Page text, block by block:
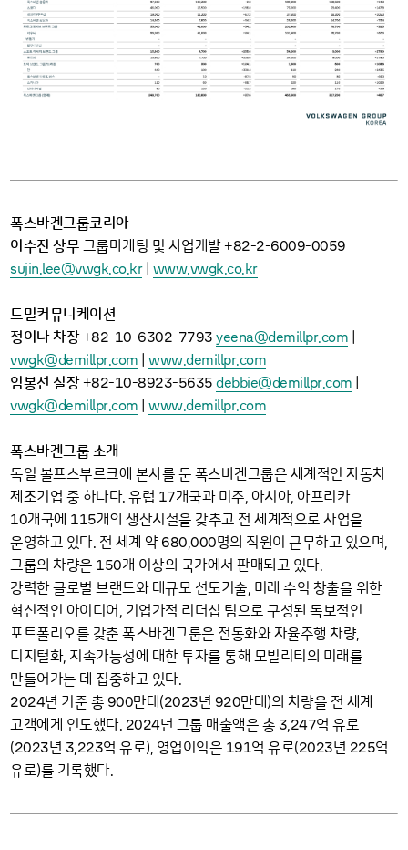
폭스바겐그룹코리아
이수진 상무 그룹마케팅 및 사업개발 +82-2-6009-0059
sujin.lee@vwgk.co.kr| www.vwgk.co.kr
드밀커뮤니케이션
정이나 차장+82-10-6302-7793 yeena@demillpr.com
vwgk@demillpr.com |www.demillpr.com
임봉선 실장+82-10-8923-5635 debbie@demillpr.com
vwgk@demillpr.com |www.demillpr.com
폭스바겐그룹 소개
독일 볼프스부르크에 본사를 둔 폭스바겐그룹은 세계적인 자동차
제조기업 중 하나다. 유럽 17개국과 미주, 아시아, 아프리카
10개국에 115개의 생산시설을 갖추고 전 세계적으로 사업을
운영하고 있다. 전 세계 약 680,000명의 직원이 근무하고 있으며,
그룹의 차량은 150개 이상의 국가에서 판매되고 있다.
강력한 글로벌 브랜드와 대규모 선도기술, 미래 수익 창출을 위한
혁신적인 아이디어, 기업가적 리더십 팀으로 구성된 독보적인
포트폴리오를 갖춘 폭스바겐그룹은 전동화와 자율주행 차량,
디지털화, 지속가능성에 대한 투자를 통해 모빌리티의 미래를
만들어가는 데 집중하고 있다.
2024년 기준 총 900만대(2023년 920만대)의 차량을 전 세계
고객에게 인도했다. 2024년 그룹 매출액은 총 3,247억 유로
(2023년 3,223억 유로), 영업이익은 191억 유로(2023년 225억
유로)를 기록했다.